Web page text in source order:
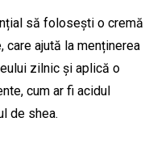
să folosești o cremă
ajută la menținerea
zilnic și aplică o
cum ar fi acidul
de shea.